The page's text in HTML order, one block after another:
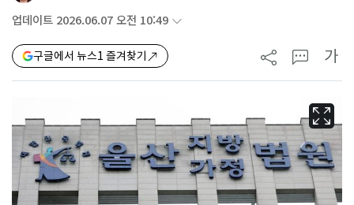
업데이트 2026.06.07 오전 10:49
구글에서 뉴스1 즐겨찾기 가